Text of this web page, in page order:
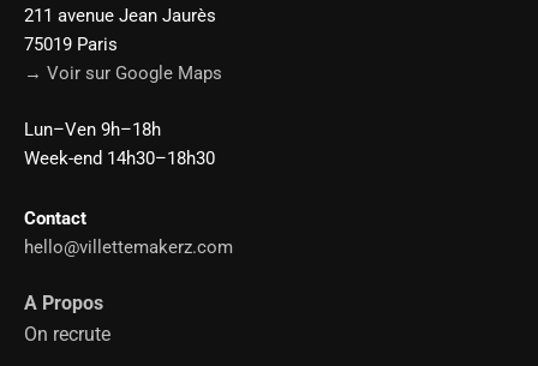
211 avenue Jean Jaurès
75019 Paris
→ Voir sur Google Maps
Lun–Ven 9h–18h
Week-end 14h30–18h30
Contact
hello@villettemakerz.com
A Propos
On recrute